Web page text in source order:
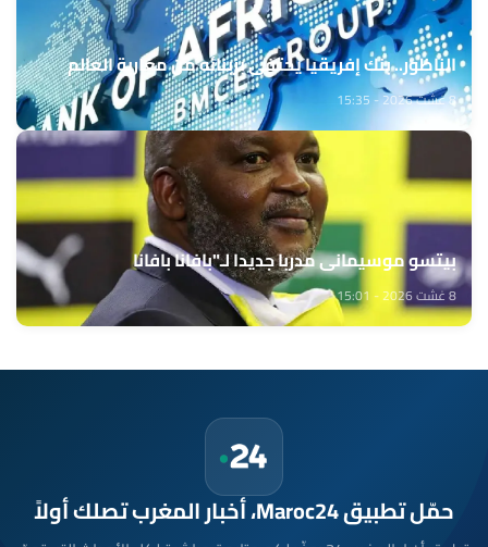
الناظور.. بنك إفريقيا يحتفي بزبنائه من مغاربة العالم
8 غشت 2026 - 15:35
بيتسو موسيماني مدربا جديدا لـ"بافانا بافانا
8 غشت 2026 - 15:01
حمّل تطبيق Maroc24، أخبار المغرب تصلك أولاً